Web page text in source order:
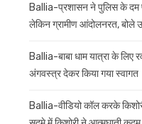
Ballia-प्रशासन ने पुलिस के दम
लेकिन ग्रामीण आंदोलनरत, बोले
Ballia-बाबा धाम यात्रा के लिए
अंगवस्त्र देकर किया गया स्वागत
Ballia-वीडियो कॉल करके